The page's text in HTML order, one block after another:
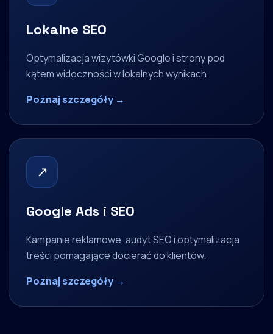
Lokalne SEO
Optymalizacja wizytówki Google i strony pod
kątem widoczności w lokalnych wynikach.
Poznaj szczegóły →
↗
Google Ads i SEO
Kampanie reklamowe, audyt SEO i optymalizacja
treści pomagające docierać do klientów.
Poznaj szczegóły →